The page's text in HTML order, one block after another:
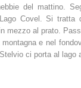
del mattino.
Covel. Si tratta
mezzo al prato.
e nel
ci porta al lago